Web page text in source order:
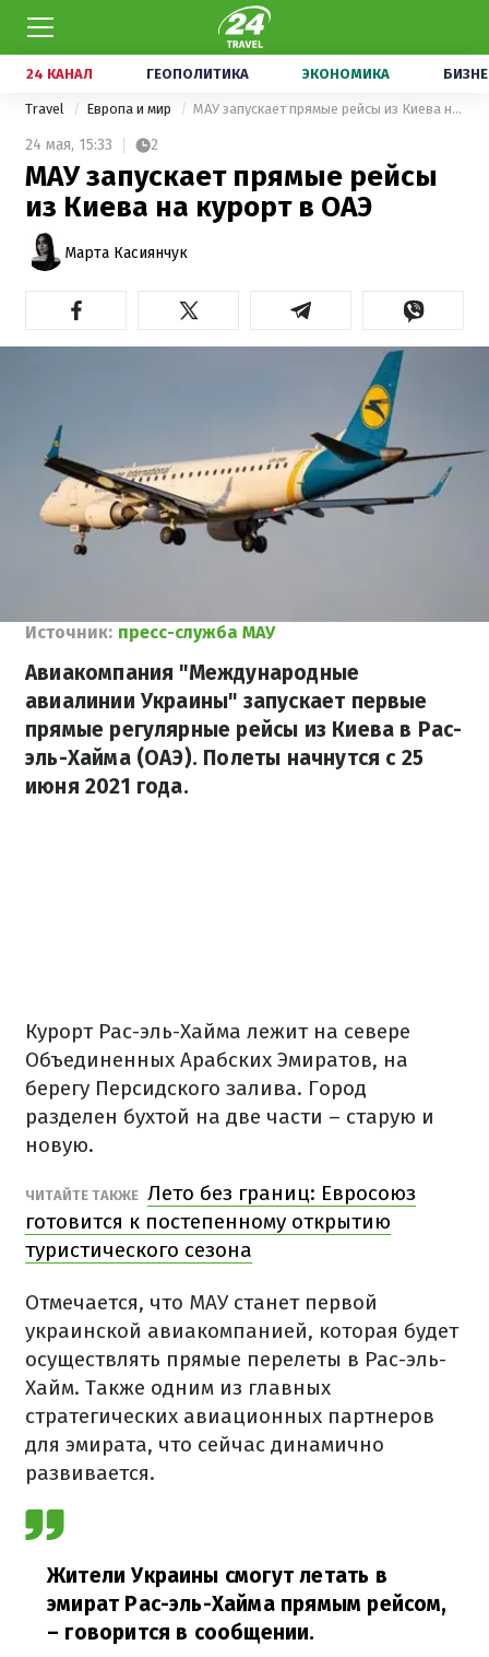
24 КАНАЛ ГЕОПОЛИТИКА ЭКОНОМИКА
Travel Европа и мир МАУ запускает прямые рейсы из Киева на курорт в ОАЭ
24 мая, 15:33 2
МАУ запускает прямые рейсы
из Киева на курорт в ОАЭ
Марта Касиянчук
Источник: пресс-служба МАУ
Авиакомпания "Международные
авиалинии Украины" запускает первые
прямые регулярные рейсы из Киева в Рас-
эль-Хайма (ОАЭ). Полеты начнутся с 25
июня 2021 года.
Курорт Рас-эль-Хайма лежит на севере
Объединенных Арабских Эмиратов, на
берегу Персидского залива. Город
разделен бухтой на две части – старую и
новую.
ЧИТАЙТЕ ТАКЖЕ Лето без границ: Евросоюз
готовится к постепенному открытию
туристического сезона
Отмечается, что МАУ станет первой
украинской авиакомпанией, которая будет
осуществлять прямые перелеты в Рас-эль-
Хайм. Также одним из главных
стратегических авиационных партнеров
для эмирата, что сейчас динамично
развивается.
Жители Украины смогут летать в
эмират Рас-эль-Хайма прямым рейсом,
– говорится в сообщении.